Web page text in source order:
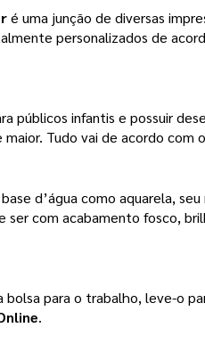
é uma junção de diversas
personalizados de
públicos infantis e possuir
Tudo vai de acordo com
d’água como aquarela,
ser com acabamento fosco,
para o trabalho, leve-o
.